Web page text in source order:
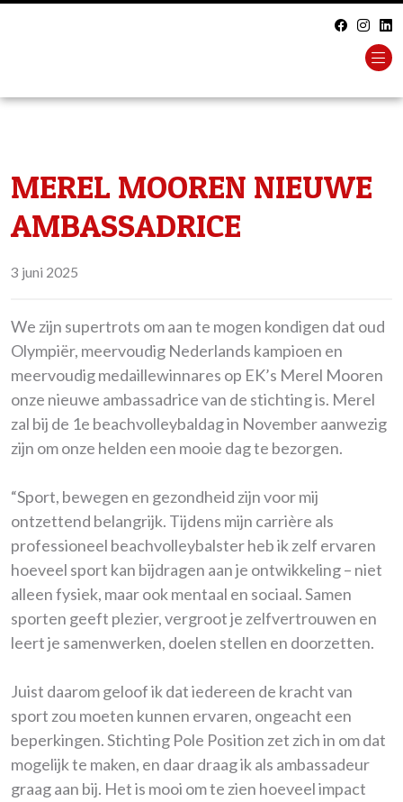
MEREL MOOREN NIEUWE
AMBASSADRICE
3 juni 2025
We zijn supertrots om aan te mogen kondigen dat oud
Olympiër, meervoudig Nederlands kampioen en
meervoudig medaillewinnares op EK’s Merel Mooren
onze nieuwe ambassadrice van de stichting is. Merel
zal bij de 1e beachvolleybaldag in November aanwezig
zijn om onze helden een mooie dag te bezorgen.
“Sport, bewegen en gezondheid zijn voor mij
ontzettend belangrijk. Tijdens mijn carrière als
professioneel beachvolleybalster heb ik zelf ervaren
hoeveel sport kan bijdragen aan je ontwikkeling – niet
alleen fysiek, maar ook mentaal en sociaal. Samen
sporten geeft plezier, vergroot je zelfvertrouwen en
leert je samenwerken, doelen stellen en doorzetten.
Juist daarom geloof ik dat iedereen de kracht van
sport zou moeten kunnen ervaren, ongeacht een
beperkingen. Stichting Pole Position zet zich in om dat
mogelijk te maken, en daar draag ik als ambassadeur
graag aan bij. Het is mooi om te zien hoeveel impact